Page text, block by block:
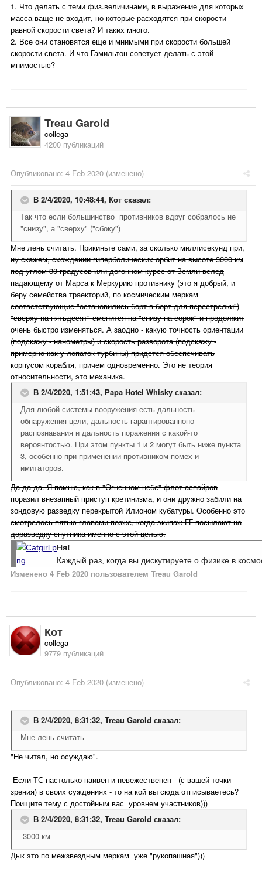
1. Что делать с теми физ.величинами, в выражение для которых
масса ваще не входит, но которые расходятся при скорости
равной скорости света? И таких много.
2. Все они становятся еще и мнимыми при скорости большей
скорости света. И что Гамильтон советует делать с этой
мнимостью?
Treau Garold
collega
4200 публикаций
Опубликовано: 4 Feb 2020 (изменено)
В 2/4/2020, 10:48:44, Кот сказал:
Так что если большинство противников вдруг собралось не
"снизу", а "сверху" ("сбоку")
Мне лень считать. Прикиньте сами, за сколько миллисекунд при,
ну скажем, схождении гиперболических орбит на высоте 3000 км
под углом 30 градусов или догонном курсе от Земли вслед
падающему от Марса к Меркурию противнику (это я добрый, и
беру семейства траекторий, по космическим меркам
соответствующие "остановились борт в борт для перестрелки")
"сверху на пятьдесят" сменится на "снизу на сорок" и продолжит
очень быстро изменяться. А заодно - какую точность ориентации
(подскажу - нанометры) и скорость разворота (подскажу -
примерно как у лопаток турбины) придется обеспечивать
корпусом корабля, причем одновременно. Это не теория
относительности, это механика.
В 2/4/2020, 1:51:43, Papa Hotel Whisky сказал:
Для любой системы вооружения есть дальность
обнаружения цели, дальность гарантированноно
распознавания и дальность поражения с какой-то
вероянтостью. При этом пункты 1 и 2 могут быть ниже пункта
3, особенно при применении противником помех и
имитаторов.
Да-да-да. Я помню, как в "Огненном небе" флот аспайров
поразил внезапный приступ кретинизма, и они дружно забили на
зондовую разведку перекрытой Илионом кубатуры. Особенно это
смотрелось пятью главами позже, когда экипаж ГГ посылают на
доразведку спутника именно с этой целью.
Ня!
Каждый раз, когда вы дискутируете о физике в
Изменено 4 Feb 2020 пользователем Treau Garold
Кот
collega
9779 публикаций
Опубликовано: 4 Feb 2020 (изменено)
В 2/4/2020, 8:31:32, Treau Garold сказал:
Мне лень считать
"Не читал, но осуждаю".
Если ТС настолько наивен и невежественен (с вашей точки
зрения) в своих суждениях - то на кой вы сюда отписываетесь?
Поищите тему с достойным вас уровнем участников)))
В 2/4/2020, 8:31:32, Treau Garold сказал:
3000 км
Дык это по межзвездным меркам уже "рукопашная")))